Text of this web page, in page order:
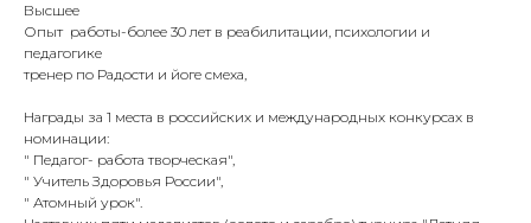
Высшее
Опыт работы-более 30 лет в реабилитации, психологии и
педагогике
тренер по Радости и йоге смеха,
Награды за 1 места в российских и международных конкурсах в
номинации:
" Педагог- работа творческая",
" Учитель Здоровья России",
" Атомный урок".